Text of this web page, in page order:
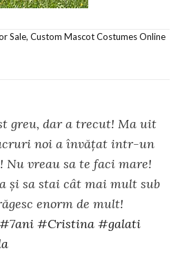
greu, dar a trecut! Ma uit
noi a învățat intr-un
vreau sa te faci mare!
și sa stai cât mai mult sub
enorm de mult!
#7ani #Cristina #galati